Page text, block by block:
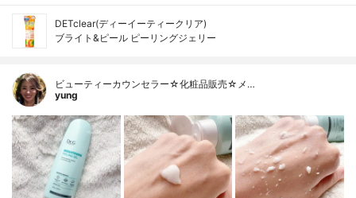
DETclear(ディーイーティークリア)
ブライト&ピール ピーリングジェリー
ビューティーカウンセラー☆化粧品販売☆メ…
yung